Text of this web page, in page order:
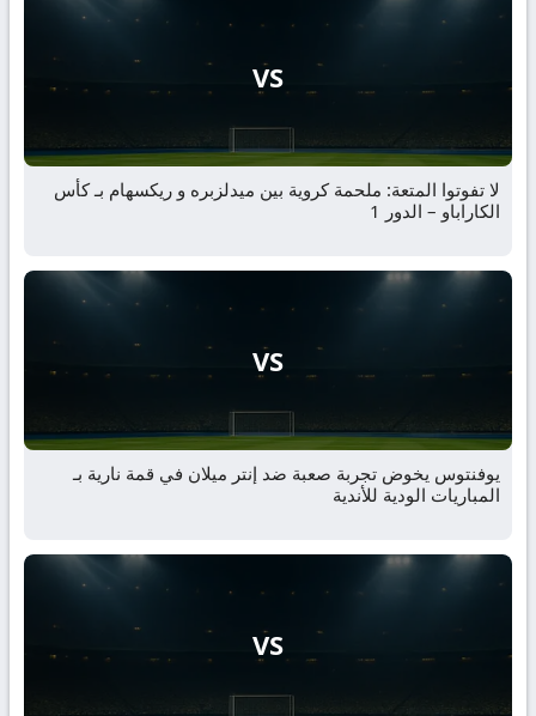
VS
لا تفوتوا المتعة: ملحمة كروية بين ميدلزبره و ريكسهام بـ كأس
الكاراباو – الدور 1
VS
يوفنتوس يخوض تجربة صعبة ضد إنتر ميلان في قمة نارية بـ
المباريات الودية للأندية
VS